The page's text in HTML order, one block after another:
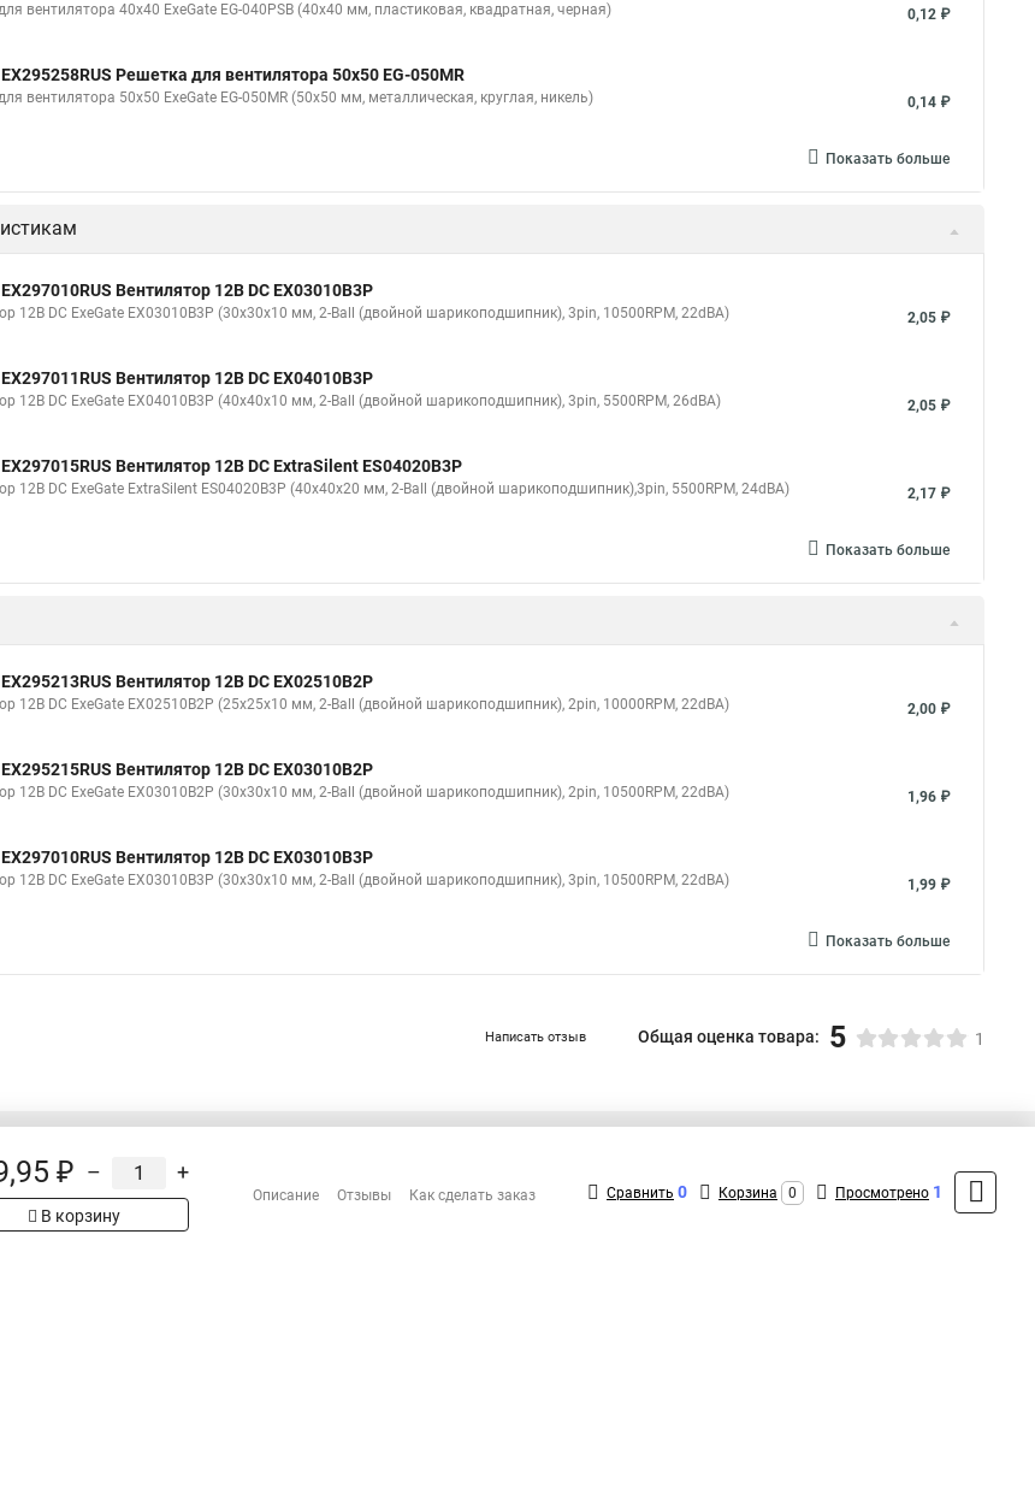
вентилятора 40x40 ExeGate EG-040PSB (40x40 мм, пластиковая, квадратная, черная) 0,12 ₽
Решетка для вентилятора 50х50 EG-050MR
вентилятора 50х50 ExeGate EG-050MR (50x50 мм, металлическая, круглая, никель) 0,14 ₽
Показать больше
Вентилятор 12В DC EX03010B3P
12В DC ExeGate EX03010B3P (30x30x10 мм, 2-Ball (двойной шарикоподшипник), 3pin, 10500RPM, 22dBA) 2,05 ₽
Вентилятор 12В DC EX04010B3P
12В DC ExeGate EX04010B3P (40x40x10 мм, 2-Ball (двойной шарикоподшипник), 3pin, 5500RPM, 26dBA) 2,05 ₽
Вентилятор 12В DC ExtraSilent ES04020B3P
12В DC ExeGate ExtraSilent ES04020B3P (40x40x20 мм, 2-Ball (двойной шарикоподшипник),3pin, 5500RPM, 24dBA) 2,17 ₽
Показать больше
Вентилятор 12В DC EX02510B2P
12В DC ExeGate EX02510B2P (25x25x10 мм, 2-Ball (двойной шарикоподшипник), 2pin, 10000RPM, 22dBA) 2,00 ₽
Вентилятор 12В DC EX03010B2P
12В DC ExeGate EX03010B2P (30x30x10 мм, 2-Ball (двойной шарикоподшипник), 2pin, 10500RPM, 22dBA) 1,96 ₽
Вентилятор 12В DC EX03010B3P
12В DC ExeGate EX03010B3P (30x30x10 мм, 2-Ball (двойной шарикоподшипник), 3pin, 10500RPM, 22dBA) 1,99 ₽
Показать больше
Написать отзыв Общая оценка товара: 5 1
имеет
товар
Сотрудничество
+7 (495) 432-41-41
MAX: +7 (936) 132-34-54
₽ – +
В корзину
Описание Отзывы Как сделать заказ Сравнить 0 Корзина 0 Просмотрено 1